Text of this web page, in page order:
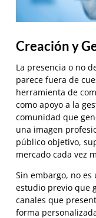
Creación y
La presencia o no
parece fuera de
herramienta de
como apoyo a la
comunidad que
una imagen
público objetivo,
mercado cada vez
Sin embargo, no
estudio previo que
canales que
forma